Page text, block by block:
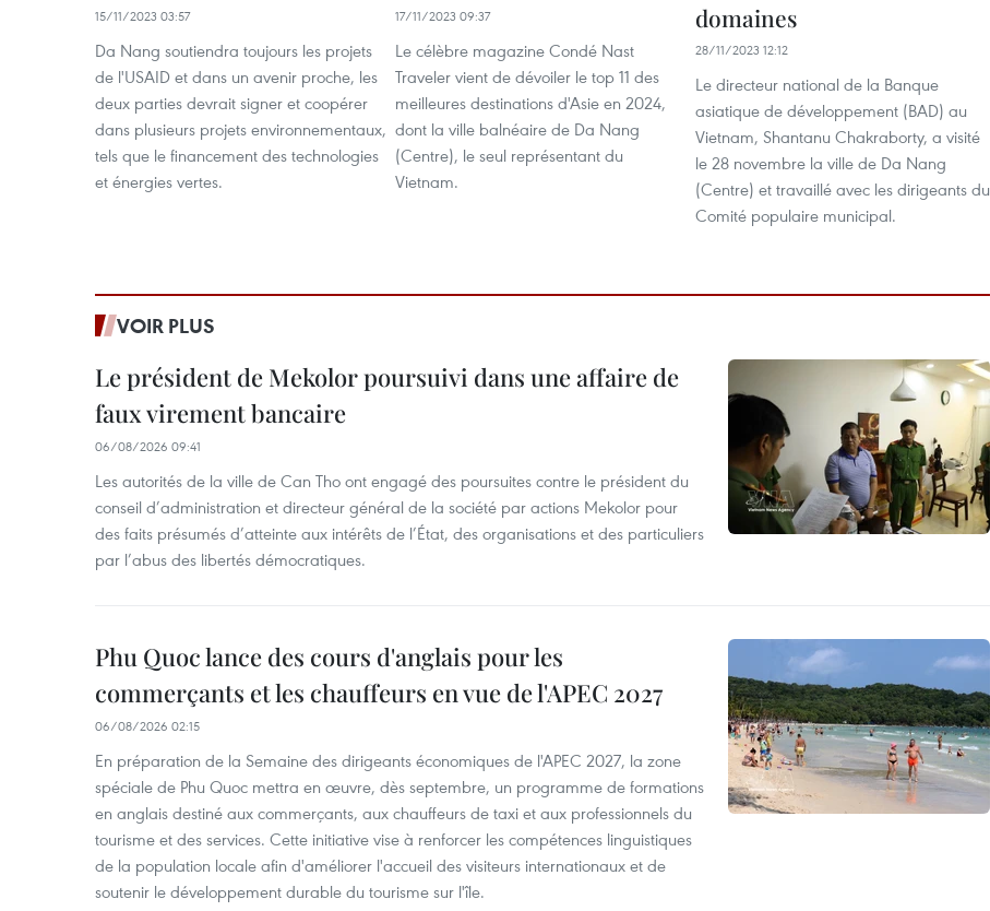
15/11/2023 03:57
Da Nang soutiendra toujours les projets
de l'USAID et dans un avenir proche, les
deux parties devrait signer et coopérer
dans plusieurs projets environnementaux,
tels que le financement des technologies
et énergies vertes.
17/11/2023 09:37
Le célèbre magazine Condé Nast
Traveler vient de dévoiler le top 11 des
meilleures destinations d'Asie en 2024,
dont la ville balnéaire de Da Nang
(Centre), le seul représentant du
Vietnam.
domaines
28/11/2023 12:12
Le directeur national de la Banque
asiatique de développement (BAD) au
Vietnam, Shantanu Chakraborty, a visité
le 28 novembre la ville de Da Nang
(Centre) et travaillé avec les dirigeants du
Comité populaire municipal.
VOIR PLUS
Le président de Mekolor poursuivi dans une affaire de
faux virement bancaire
06/08/2026 09:41
Les autorités de la ville de Can Tho ont engagé des poursuites contre le président du
conseil d’administration et directeur général de la société par actions Mekolor pour
des faits présumés d’atteinte aux intérêts de l’État, des organisations et des particuliers
par l’abus des libertés démocratiques.
Phu Quoc lance des cours d'anglais pour les
commerçants et les chauffeurs en vue de l'APEC 2027
06/08/2026 02:15
En préparation de la Semaine des dirigeants économiques de l'APEC 2027, la zone
spéciale de Phu Quoc mettra en œuvre, dès septembre, un programme de formations
en anglais destiné aux commerçants, aux chauffeurs de taxi et aux professionnels du
tourisme et des services. Cette initiative vise à renforcer les compétences linguistiques
de la population locale afin d'améliorer l'accueil des visiteurs internationaux et de
soutenir le développement durable du tourisme sur l'île.